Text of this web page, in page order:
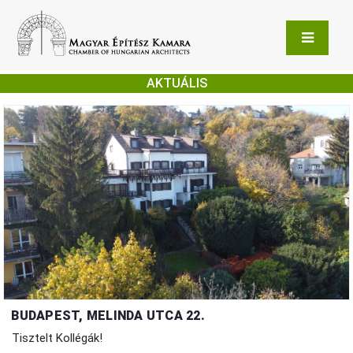
AKTUÁLIS
BUDAPEST, MELINDA UTCA 22.
Tisztelt Kollégák!